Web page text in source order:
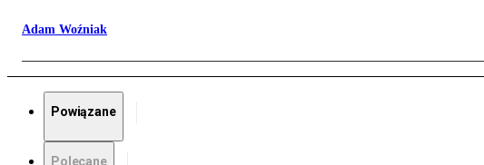
Adam Woźniak
Powiązane
Polecane